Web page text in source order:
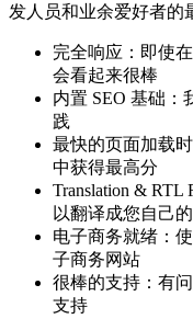
发人员和业余爱好者的
完全响应：即使
会看起来很棒
内置 SEO 基础：
践
最快的页面加载
中获得最高分
Translation & RTL
以翻译成您自己
电子商务就绪：
子商务网站
很棒的支持：有
支持